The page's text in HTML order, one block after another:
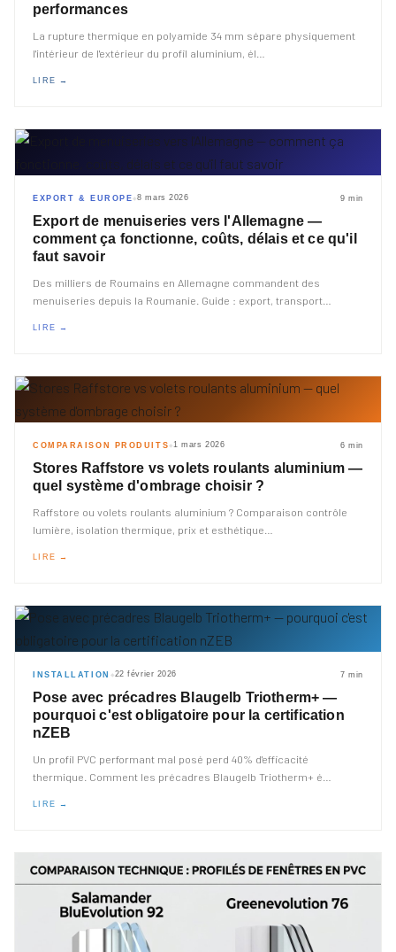
performances
La rupture thermique en polyamide 34 mm sépare physiquement
l'intérieur de l'extérieur du profil aluminium, él
LIRE →
EXPORT & EUROPE ◆8 mars 2026 9 min
Export de menuiseries vers l'Allemagne —
comment ça fonctionne, coûts, délais et ce qu'il
faut savoir
Des milliers de Roumains en Allemagne commandent des
menuiseries depuis la Roumanie. Guide : export, transport
LIRE →
COMPARAISON PRODUITS ◆1 mars 2026 6 min
Stores Raffstore vs volets roulants aluminium —
quel système d'ombrage choisir ?
Raffstore ou volets roulants aluminium ? Comparaison contrôle
lumière, isolation thermique, prix et esthétique
LIRE →
INSTALLATION ◆22 février 2026 7 min
Pose avec précadres Blaugelb Triotherm+ —
pourquoi c'est obligatoire pour la certification
nZEB
Un profil PVC performant mal posé perd 40% d'efficacité
thermique. Comment les précadres Blaugelb Triotherm+ é
LIRE →